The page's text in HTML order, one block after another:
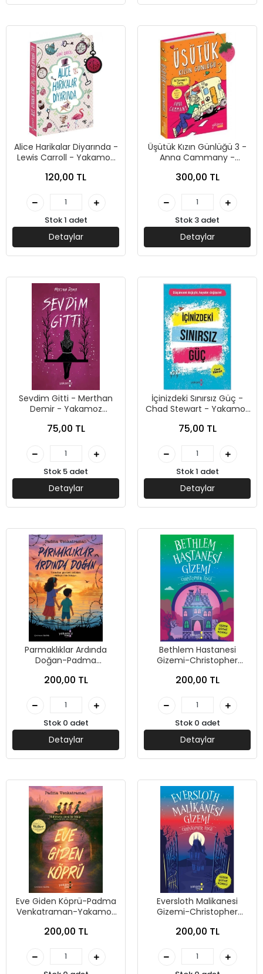
Alice Harikalar Diyarında -
Lewis Carroll - Yakamoz
120,00 TL
Stok 1 adet
Detaylar
Üşütük Kızın Günlüğü 3 -
Anna Cammany -
300,00 TL
Stok 3 adet
Detaylar
Sevdim Gitti - Merthan
Demir - Yakamoz
75,00 TL
Stok 5 adet
Detaylar
İçinizdeki Sınırsız Güç -
Chad Stewart - Yakamoz
75,00 TL
Stok 1 adet
Detaylar
Parmaklıklar Ardında
Doğan-Padma
Yayınevi
200,00 TL
Stok 0 adet
Detaylar
Bethlem Hastanesi
Gizemi-Christopher
200,00 TL
Stok 0 adet
Detaylar
Eve Giden Köprü-Padma
Venkatraman-Yakamoz
200,00 TL
Eversloth Malikanesi
Gizemi-Christopher
200,00 TL